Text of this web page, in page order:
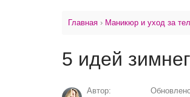
Главная › Маникюр и уход за
5 идей
Автор: